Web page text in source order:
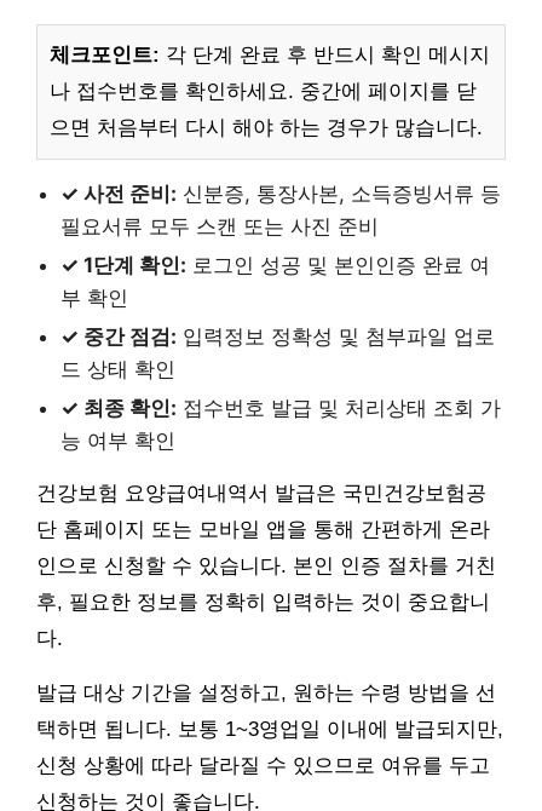
체크포인트: 각 단계 완료 후 반드시 확인 메시지
나 접수번호를 확인하세요. 중간에 페이지를 닫
으면 처음부터 다시 해야 하는 경우가 많습니다.
✓ 사전 준비: 신분증, 통장사본, 소득증빙서류 등
필요서류 모두 스캔 또는 사진 준비
✓ 1단계 확인: 로그인 성공 및 본인인증 완료 여
부 확인
✓ 중간 점검: 입력정보 정확성 및 첨부파일 업로
드 상태 확인
✓ 최종 확인: 접수번호 발급 및 처리상태 조회 가
능 여부 확인
건강보험 요양급여내역서 발급은 국민건강보험공
단 홈페이지 또는 모바일 앱을 통해 간편하게 온라
인으로 신청할 수 있습니다. 본인 인증 절차를 거친
후, 필요한 정보를 정확히 입력하는 것이 중요합니
다.
발급 대상 기간을 설정하고, 원하는 수령 방법을 선
택하면 됩니다. 보통 1~3영업일 이내에 발급되지만,
신청 상황에 따라 달라질 수 있으므로 여유를 두고
신청하는 것이 좋습니다.